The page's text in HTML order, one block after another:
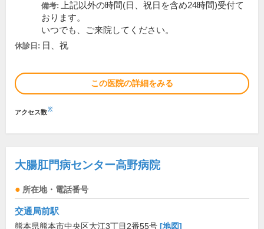
備考:
上記以外の時間(日、祝日を含め24時間)受付て
おります。
いつでも、ご来院してください。
休診日: 日、祝
この医院の詳細をみる
アクセス数※
大腸肛門病センター高野病院
所在地・電話番号
交通局前駅
熊本県熊本市中央区大江3丁目2番55号 [地図]